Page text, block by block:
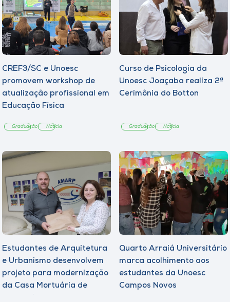
CREF3/SC e Unoesc
promovem workshop de
atualização profissional em
Educação Física
Graduação Notícia
Curso de Psicologia da
Unoesc Joaçaba realiza 2ª
Cerimônia do Botton
Graduação Notícia
Estudantes de Arquitetura
e Urbanismo desenvolvem
projeto para modernização
da Casa Mortuária de
Quarto Arraiá Universitário
marca acolhimento aos
estudantes da Unoesc
Campos Novos